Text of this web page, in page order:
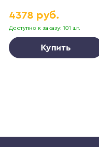
Доступно к заказу: 101 шт.
4378 руб.
Купить